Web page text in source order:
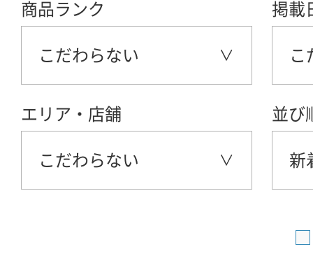
商品ランク
こだわらない
掲載
こ
エリア・店舗
こだわらない
並び
新